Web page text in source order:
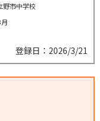
野市中学校
登録日：2026/3/21